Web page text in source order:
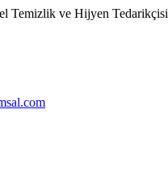
Temizlik ve Hijyen Tedarikçisi